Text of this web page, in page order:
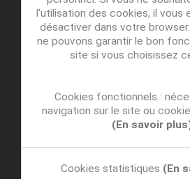
l'utilisation des cookies, il vous
désactiver dans votre
ne pouvons garantir le bon
site si vous choisissez
Cookies fonctionnels :
navigation sur le site ou
(En savoir
Cookies statistiques (En